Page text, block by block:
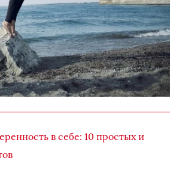
в себе: 10 простых и